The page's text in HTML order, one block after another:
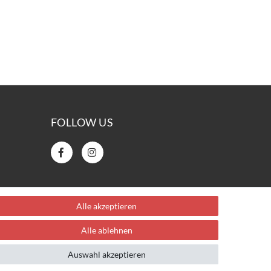
FOLLOW US
Alle akzeptieren
Alle ablehnen
Auswahl akzeptieren